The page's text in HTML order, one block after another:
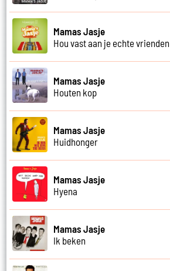
Mamas Jasje
Hou vast aan je echte vrienden
Mamas Jasje
Houten kop
Mamas Jasje
Huidhonger
Mamas Jasje
Hyena
Mamas Jasje
Ik beken